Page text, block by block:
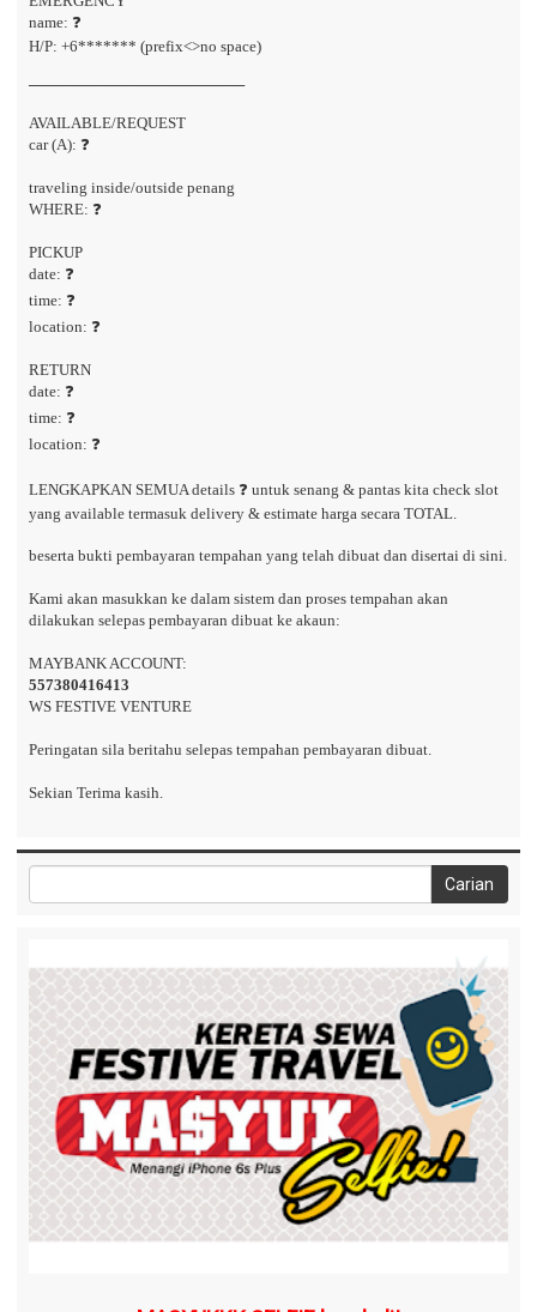
name: ❓
H/P: +6******* (prefix<>no space)
────────────────────
AVAILABLE/REQUEST
car (A): ❓
traveling inside/outside penang
WHERE: ❓
PICKUP
date: ❓
time: ❓
location: ❓
RETURN
date: ❓
time: ❓
location: ❓
LENGKAPKAN SEMUA details ❓ untuk senang & pantas kita check slot
yang available termasuk delivery & estimate harga secara TOTAL.
beserta bukti pembayaran tempahan yang telah dibuat dan disertai di sini.
Kami akan masukkan ke dalam sistem dan proses tempahan akan
dilakukan selepas pembayaran dibuat ke akaun:
MAYBANK ACCOUNT:
557380416413
WS FESTIVE VENTURE
Peringatan sila beritahu selepas tempahan pembayaran dibuat.
Sekian Terima kasih.